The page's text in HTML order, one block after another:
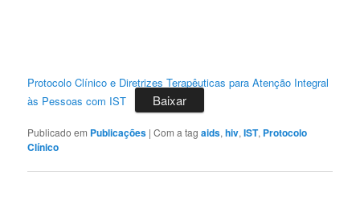
Protocolo Clínico e Diretrizes Terapêuticas para Atenção Integral
às Pessoas com IST
Baixar
Publicado em Publicações |Com a tagaids,hiv,IST, Protocolo
Clínico